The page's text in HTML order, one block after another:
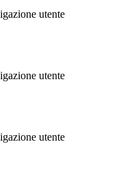
utente
utente
utente